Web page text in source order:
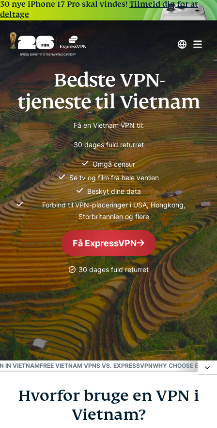
30 nye iPhone 17 Pro skal vindes!Tilmeld dig for at
deltage
Bedste VPN-
tjeneste til Vietnam
Få en Vietnam VPN til:
30 dages fuld returret
Omgå censur
Se tv og film fra hele verden
Beskyt dine data
Forbind til VPN-placeringer i USA, Hongkong,
Storbritannien og flere
Få ExpressVPN
30 dages fuld returret
MEST PÅLIDELIGE VPN
Bedste vietnamesiske
VPN
IN VIETNAMFREE VIETNAM VPNS VS. EXPRESSVPNWHY CHOOSE
Hvorfor bruge en VPN i Vietnam?
Vietnam VPN til pc, Mac, iPhone, Android og mere
Hvorfor bruge en VPN i
Vietnam?